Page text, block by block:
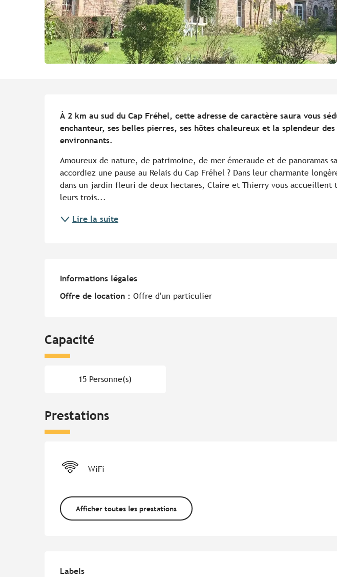
À 2 km au sud du Cap Fréhel, cette adresse de caractère saura vous
enchanteur, ses belles pierres, ses hôtes chaleureux et la splendeur des
environnants.
Amoureux de nature, de patrimoine, de mer émeraude et de panoramas
accordiez une pause au Relais du Cap Fréhel ? Dans leur charmante
dans un jardin fleuri de deux hectares, Claire et Thierry vous accueillent
leurs trois...
Lire la suite
Informations légales
Informations légales
Offre de location : Offre d'un particulier
Capacité
15 Personne(s)
Prestations
WiFi
Afficher toutes les prestations
Labels
Labels